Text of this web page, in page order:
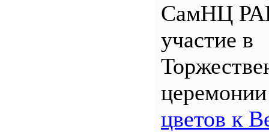
СамНЦ
участие в
цветов к